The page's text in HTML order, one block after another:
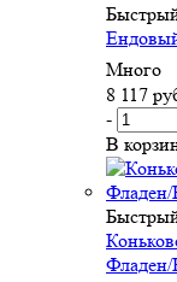
Много
8 117
-
В